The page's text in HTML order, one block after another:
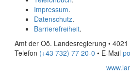
Impressum.
Datenschutz.
Barrierefreiheit.
Amt der Oö. Landesregierung •
Telefon (+43 732) 77 20-0 • E-Mail